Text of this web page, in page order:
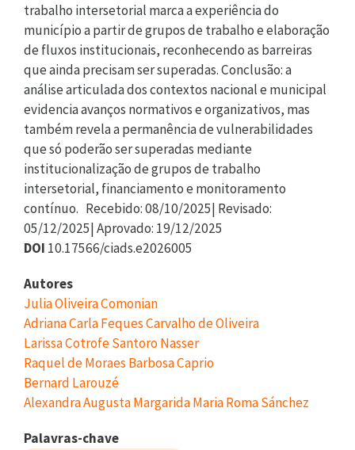
trabalho intersetorial marca a experiência do
município a partir de grupos de trabalho e elaboração
de fluxos institucionais, reconhecendo as barreiras
que ainda precisam ser superadas. Conclusão: a
análise articulada dos contextos nacional e municipal
evidencia avanços normativos e organizativos, mas
também revela a permanência de vulnerabilidades
que só poderão ser superadas mediante
institucionalização de grupos de trabalho
intersetorial, financiamento e monitoramento
contínuo. Recebido: 08/10/2025| Revisado:
05/12/2025| Aprovado: 19/12/2025
DOI 10.17566/ciads.e2026005
Autores
Julia Oliveira Comonian
Adriana Carla Feques Carvalho de Oliveira
Larissa Cotrofe Santoro Nasser
Raquel de Moraes Barbosa Caprio
Bernard Larouzé
Alexandra Augusta Margarida Maria Roma Sánchez
Palavras-chave